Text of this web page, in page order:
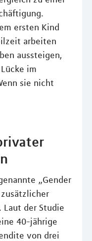
ersten Kind
arbeiten
aussteigen,
im
sie nicht
„Gender
Laut der Studie
40-jährige
von drei